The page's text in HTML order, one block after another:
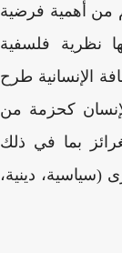
أهمية فرضية
نظرية فلسفية
الإنسانية طرح
كحزمة من
بما في ذلك
دينية،